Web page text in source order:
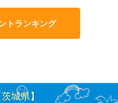
トランキング
城県】